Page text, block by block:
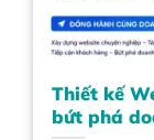
Thiết kế
bứt phá